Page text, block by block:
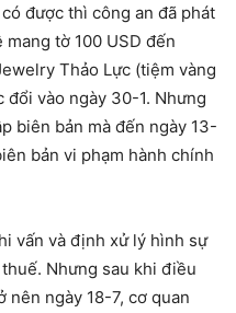
có được thì công an đã phát
tờ 100 USD đến
Thảo Lực (tiệm vàng
đổi vào ngày 30-1. Nhưng
biên bản mà đến ngày 13-
bản vi phạm hành chính
vấn và định xử lý hình sự
Nhưng sau khi điều
nên ngày 18-7, cơ quan